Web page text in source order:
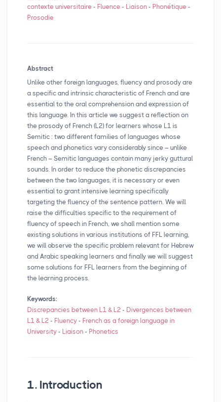
contexte universitaire - Fluence - Liaison - Phonétique -
Prosodie
Abstract
Unlike other foreign languages, fluency and prosody are
a specific and intrinsic characteristic of French and are
essential to the oral comprehension and expression of
this language. In this article we suggest a reflection on
the prosody of French (L2) for learners whose L1 is
Semitic : two different families of languages whose
speech and phonetics vary considerably since – unlike
French – Semitic languages contain many jerky guttural
sounds. In order to reduce the phonetic discrepancies
between the two languages, it is necessary or even
essential to grant intensive learning specifically
targeting the fluency of the sentence pattern. We will
raise the difficulties specific to the requirement of
fluency of speech in French, we shall mention some
existing solutions in various institutions of FFL learning,
we will observe the specific problem relevant for Hebrew
and Arabic speaking learners and finally we will suggest
some solutions for FFL learners from the beginning of
the learning process.
Keywords:
Discrepancies between L1 & L2 - Divergences between
L1 & L2 - Fluency - French as a foreign language in
University - Liaison - Phonetics
1. Introduction